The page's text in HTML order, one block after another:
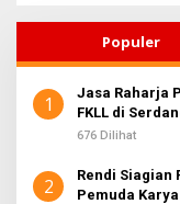
Populer
1
Jasa Raharja
FKLL di
676 Dilihat
2
Rendi Siagian
Pemuda